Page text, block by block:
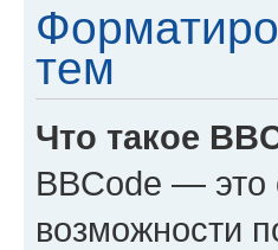
тем
Что такое
BBCode — это
возможности